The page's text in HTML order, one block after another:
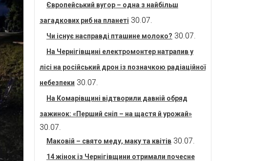
Європейський вугор – одна з найбільш
загадкових риб на планеті 30.07.
Чи існує насправді пташине молоко? 30.07.
На Чернігівщині електромонтер натрапив у
лісі на російський дрон із позначкою радіаційної
небезпеки 30.07.
На Комарівщині відтворили давній обряд
зажинок: «Перший сніп – на щастя й урожай»
30.07.
Маковій – свято меду, маку та квітів 30.07.
14 жінок із Чернігівщини отримали почесне